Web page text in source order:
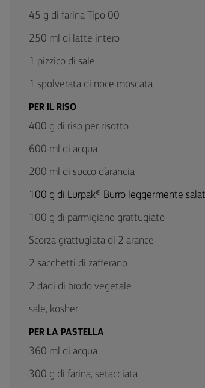
45 g di farina Tipo 00
250 ml di latte intero
1 pizzico di sale
1 spolverata di noce moscata
PER IL RISO
400 g di riso per risotto
600 ml di acqua
200 ml di succo d’arancia
100 g di Lurpak® Burro leggermente
100 g di parmigiano grattugiato
Scorza grattugiata di 2 arance
2 sacchetti di zafferano
2 dadi di brodo vegetale
sale, kosher
PER LA PASTELLA
360 ml di acqua
300 g di farina, setacciata